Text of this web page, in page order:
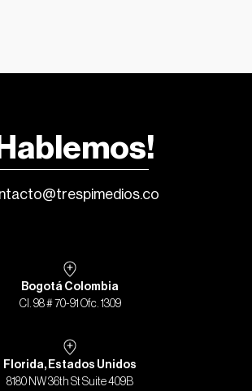
Bogotá Colombia
Cl. 98 # 70-91 Ofc. 1309
Florida, Estados Unidos
8180 NW 36th St Suite 409B